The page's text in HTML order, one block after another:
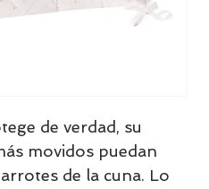
de verdad, su
movidos puedan
de la cuna. Lo